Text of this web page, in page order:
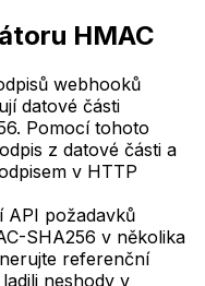
HMAC
webhooků
datové části
Pomocí tohoto
z datové části a
v HTTP
API požadavků
SHA256 v několika
referenční
neshody v